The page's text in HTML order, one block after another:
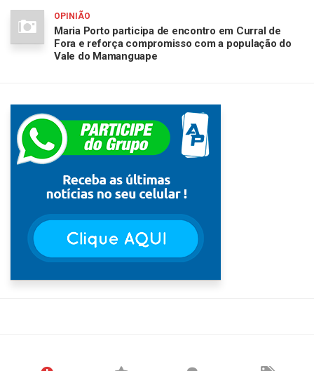
OPINIÃO
Maria Porto participa de encontro em Curral de
Fora e reforça compromisso com a população do
Vale do Mamanguape